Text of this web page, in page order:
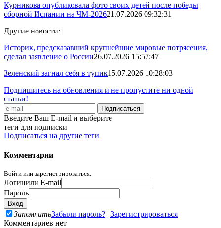
Курникова опубликовала фото своих детей после победы
сборной Испании на ЧМ-202621.07.2026 09:32:31
Другие новости:
Историк, предсказавший крупнейшие мировые потрясения,
сделал заявление о России26.07.2026 15:57:47
Зеленский загнал себя в тупик15.07.2026 10:28:03
Подпишитесь на обновления и не пропустите ни одной
статьи!
Введите Ваш E-mail и выберите
теги для подписки
Подписаться на другие теги
Комментарии
Войти или зарегистрироваться.
Логинили E-mail
Пароль
ЗапомнитьЗабыли пароль? | Зарегистрироваться
Комментариев нет